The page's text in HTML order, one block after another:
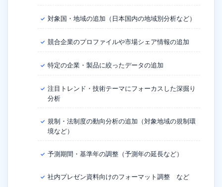
✓ 対象国・地域の追加（日本国内の地域別分析など）
✓ 競合企業のプロファイルや市場シェア情報の追加
✓ 特定の企業・製品に絞ったデータの追加
✓ 注目トレンド・技術テーマにフォーカスした深掘り
分析
✓ 規制・法制度の動向分析の追加（対象地域の規制環
境など）
✓ 予測期間・基準年の調整（予測年の延長など）
✓ 社内プレゼン資料向けのフォーマット調整 など